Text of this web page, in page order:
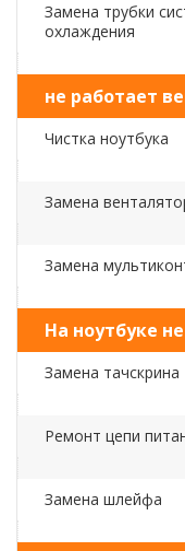
Замена трубки
охлаждения
не работает
Чистка ноутбука
Замена
Замена
На ноутбуке
Замена тачскрина
Ремонт цепи
Замена шлейфа